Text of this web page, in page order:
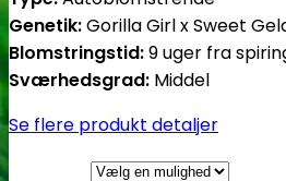
Genetik:Gorilla Girl x Sweet
Blomstringstid:9 uger fra
Sværhedsgrad: Middel
Se flere produkt detaljer